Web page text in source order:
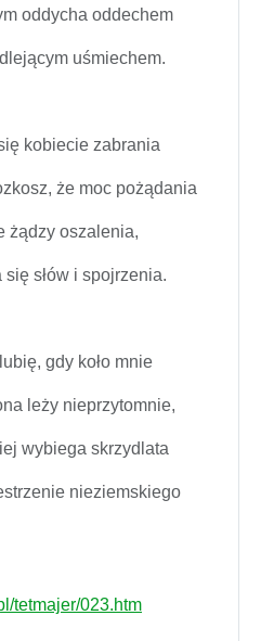
oddycha oddechem
uśmiechem.
kobiecie zabrania
że moc pożądania
żądzy oszalenia,
słów i spojrzenia.
gdy koło mnie
leży nieprzytomnie,
wybiega skrzydlata
nieziemskiego
tetmajer/023.htm